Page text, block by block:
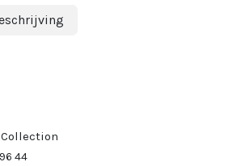
44